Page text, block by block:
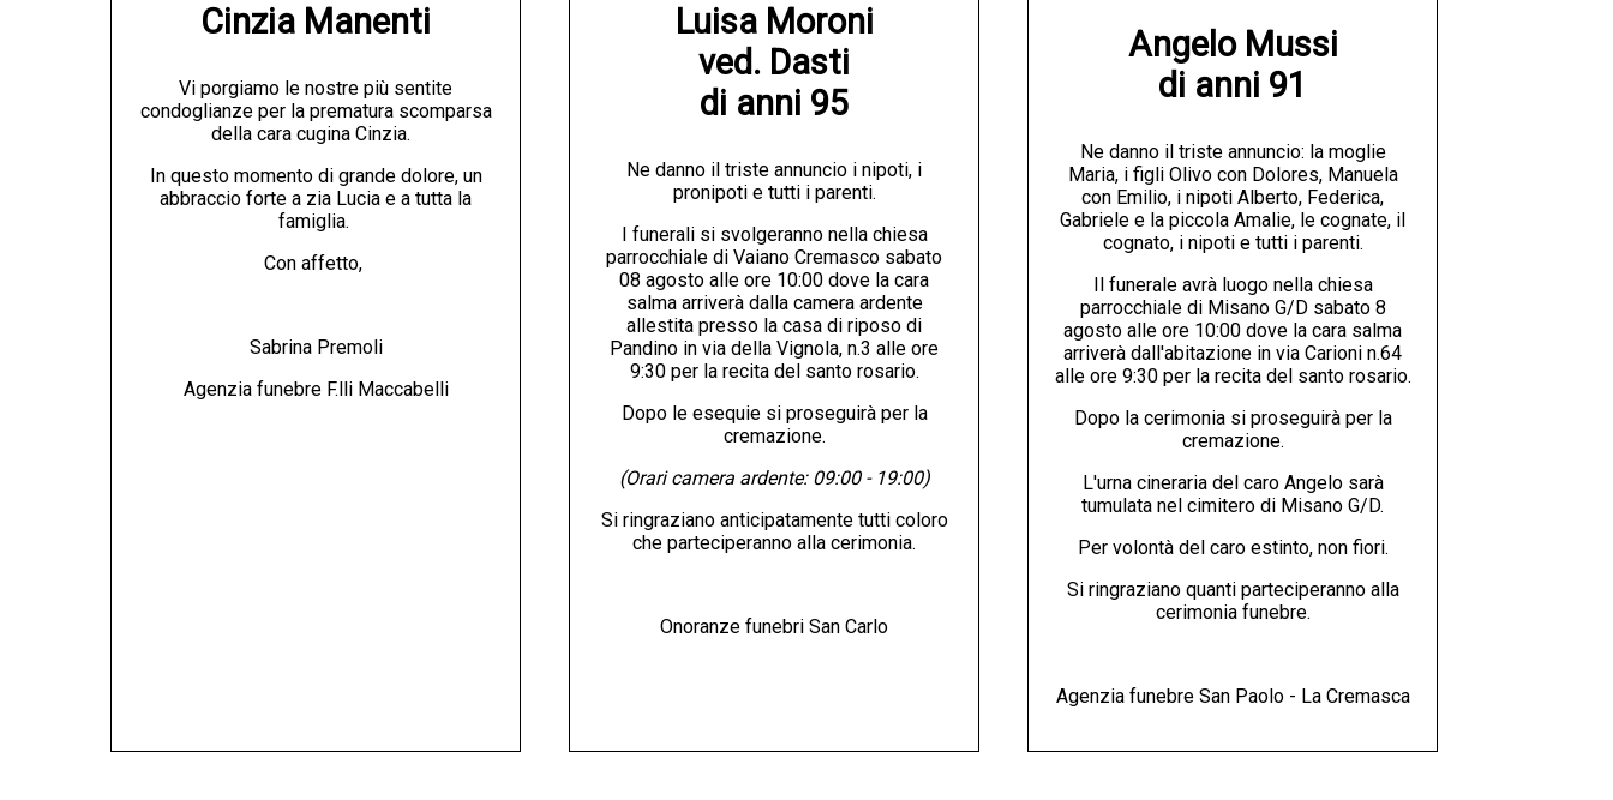
Cinzia Manenti
Vi porgiamo le nostre più sentite
condoglianze per la prematura scomparsa
della cara cugina Cinzia.
In questo momento di grande dolore, un
abbraccio forte a zia Lucia e a tutta la
famiglia.
Con affetto,
Sabrina Premoli
Agenzia funebre F.lli Maccabelli
Luisa Moroni
ved. Dasti
di anni 95
Ne danno il triste annuncio i nipoti, i
pronipoti e tutti i parenti.
I funerali si svolgeranno nella chiesa
parrocchiale di Vaiano Cremasco sabato
08 agosto alle ore 10:00 dove la cara
salma arriverà dalla camera ardente
allestita presso la casa di riposo di
Pandino in via della Vignola, n.3 alle ore
9:30 per la recita del santo rosario.
Dopo le esequie si proseguirà per la
cremazione.
(Orari camera ardente: 09:00 - 19:00)
Si ringraziano anticipatamente tutti coloro
che parteciperanno alla cerimonia.
Onoranze funebri San Carlo
Angelo Mussi
di anni 91
Ne danno il triste annuncio: la moglie
Maria, i figli Olivo con Dolores, Manuela
con Emilio, i nipoti Alberto, Federica,
Gabriele e la piccola Amalie, le cognate, il
cognato, i nipoti e tutti i parenti.
Il funerale avrà luogo nella chiesa
parrocchiale di Misano G/D sabato 8
agosto alle ore 10:00 dove la cara salma
arriverà dall'abitazione in via Carioni n.64
alle ore 9:30 per la recita del santo rosario.
Dopo la cerimonia si proseguirà per la
cremazione.
L'urna cineraria del caro Angelo sarà
tumulata nel cimitero di Misano G/D.
Per volontà del caro estinto, non fiori.
Si ringraziano quanti parteciperanno alla
cerimonia funebre.
Agenzia funebre San Paolo - La Cremasca